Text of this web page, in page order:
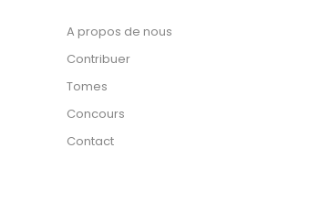
A propos de nous
Contribuer
Tomes
Concours
Contact